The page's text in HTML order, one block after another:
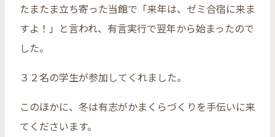
たまたま立ち寄った当館で「来年は、ゼミ合宿に来ま
すよ！」と言われ、有言実行で翌年から始まったので
した。
３２名の学生が参加してくれました。
このほかに、冬は有志がかまくらづくりを手伝いに来
てくださいます。